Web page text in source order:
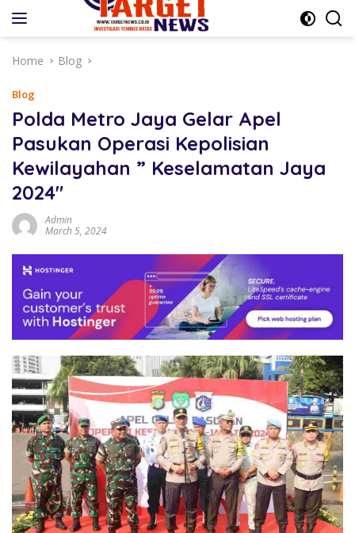
Home
Blog
Blog
Polda Metro Jaya Gelar Apel
Pasukan Operasi Kepolisian
Kewilayahan ” Keselamatan Jaya
2024″
Admin
March 5, 2024